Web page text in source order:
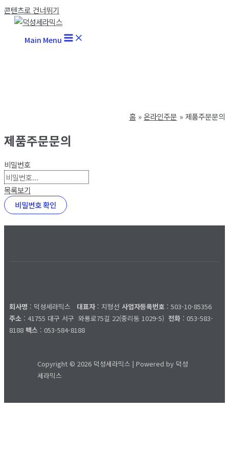
콘텐츠로 건너뛰기
Main Menu
홈 온라인주문 제품주문문의
제품주문문의
비밀번호
목록보기
비밀번호 확인
회사명 : 덕성세라믹스 대표자: 지형선 사업자등록번호 : 503-10-85356
주소 : 41755 대구 서구 와룡로75길 22(중리동 1029-5) 전화 : 053-583-
8188 팩스 : 053-584-8188
Copyright © 2026 덕성세라믹스 | Powered by 덕성
세라믹스